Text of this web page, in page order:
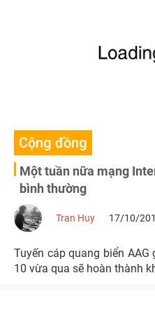
Cộng đồng
Một tuần nữa mạng
bình thường
Tran Huy 17/10/
Tuyến cáp quang biển
10 vừa qua sẽ hoàn thành